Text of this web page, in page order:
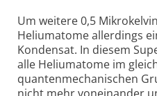
Um weitere 0,5
Heliumatome allerdings
Kondensat. In diesem
alle Heliumatome im
quantenmechanischen